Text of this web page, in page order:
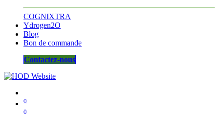
COGNIXTRA
Ydrogen2O
Blog
Bon de commande
Contactez-nous
0
0